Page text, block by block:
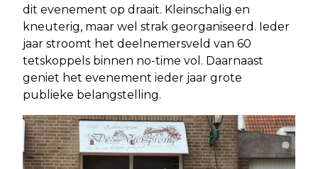
dit evenement op draait. Kleinschalig en
kneuterig, maar wel strak georganiseerd. Ieder
jaar stroomt het deelnemersveld van 60
tetskoppels binnen no-time vol. Daarnaast
geniet het evenement ieder jaar grote
publieke belangstelling.